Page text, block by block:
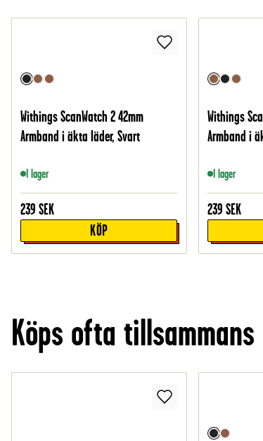
Withings ScanWatch 2 42mm
Armband i äkta läder, Svart
I lager
239 SEK
KÖP
Withings
Armband i
I lager
239 SEK
Köps ofta tillsammans